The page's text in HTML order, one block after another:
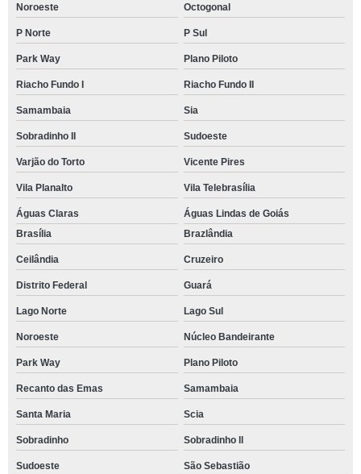
Noroeste Octogonal
P Norte P Sul
Park Way Plano Piloto
Riacho Fundo I Riacho Fundo II
Samambaia Sia
Sobradinho II Sudoeste
Varjão do Torto Vicente Pires
Vila Planalto Vila Telebrasília
Águas Claras
Águas Lindas de Goiás
Brasília
Brazlândia
Ceilândia Cruzeiro
Distrito Federal Guará
Lago Norte Lago Sul
Noroeste Núcleo Bandeirante
Park Way Plano Piloto
Recanto das Emas Samambaia
Santa Maria Scia
Sobradinho Sobradinho ll
Sudoeste São Sebastião